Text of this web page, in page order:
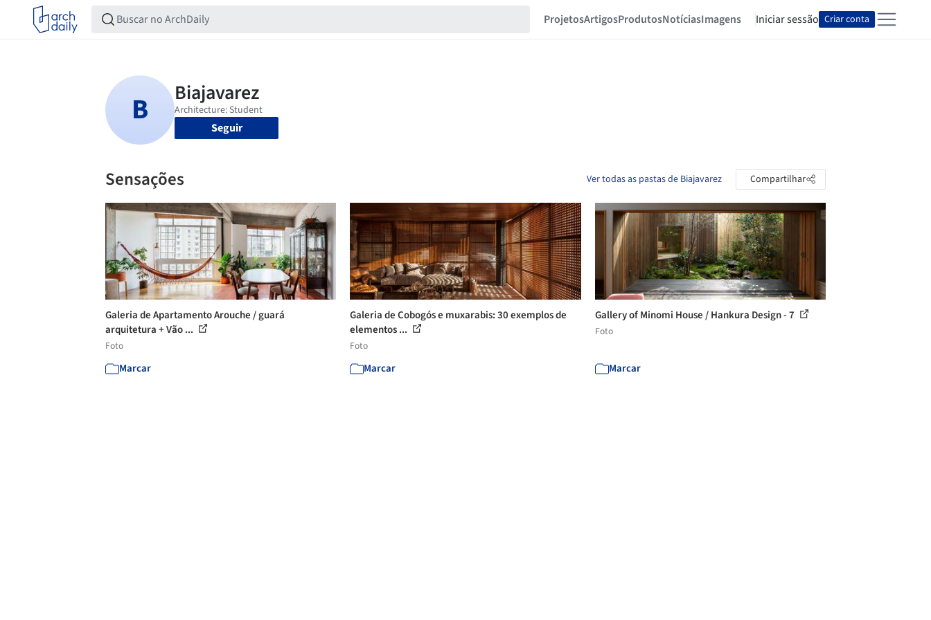
ProjetosArtigosProdutosNotíciasImagens Iniciar sessão Criar conta
Seguir
Sensações Ver todas as pastas de Biajavarez Compartilhar
Galeria de Apartamento Arouche / guará
arquitetura + Vão ...
Foto
Marcar
Galeria de Cobogós e muxarabis: 30 exemplos de
elementos ...
Foto
Marcar
Gallery of Minomi House / Hankura Design - 7
Foto
Marcar